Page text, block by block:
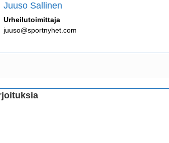
Juuso Sallinen
Urheilutoimittaja
juuso@sportnyhet.com